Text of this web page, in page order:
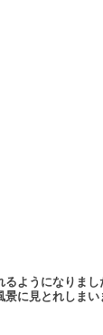
ようになりまし
に見とれしまい